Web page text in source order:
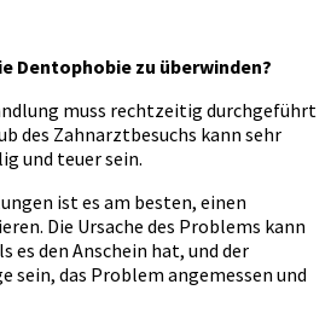
Dentophobie zu überwinden?
muss rechtzeitig durchgeführt
des Zahnarztbesuchs kann sehr
und teuer sein.
ist es am besten, einen
Die Ursache des Problems kann
es den Anschein hat, und der
sein, das Problem angemessen und